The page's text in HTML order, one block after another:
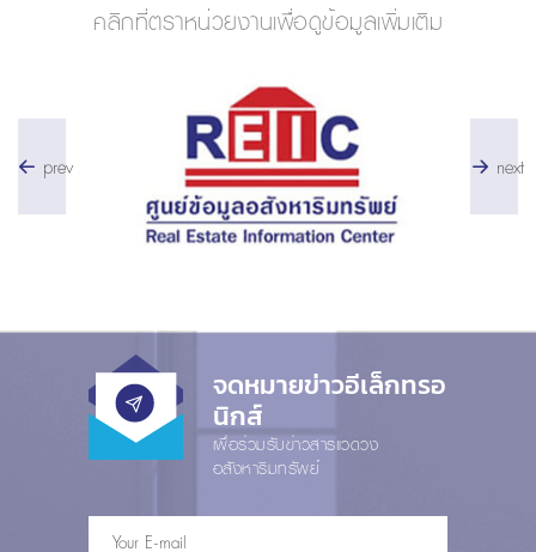
คลิกที่ตราหน่วยงานเพื่อดูข้อมูลเพิ่มเติม
prev next
จดหมายข่าวอีเล็กทรอ
นิกส์
เพื่อร่วมรับข่าวสารแวดวง
อสังหาริมทรัพย์